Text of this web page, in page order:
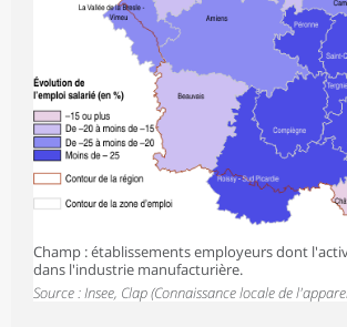
Champ : établissements employeurs dont
dans l'industrie manufacturière.
Source : Insee, Clap (Connaissance locale de